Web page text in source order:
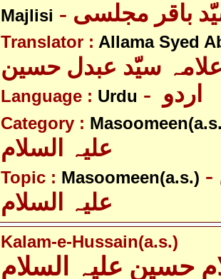
Majlisi
Translator : Allama Syed
سیّد عبدل حسین
Language : Urdu
Category :
Topic : Masoomeen(a.s.) - معصومین
علیہ السلام
Kalam-e-Hussain(a.s.)